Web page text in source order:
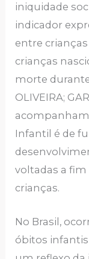
iniquidade
indicador
entre crianças
crianças
morte
OLIVEIRA;
Infantil é de
voltadas a fim
crianças.
No Brasil,
óbitos infantis